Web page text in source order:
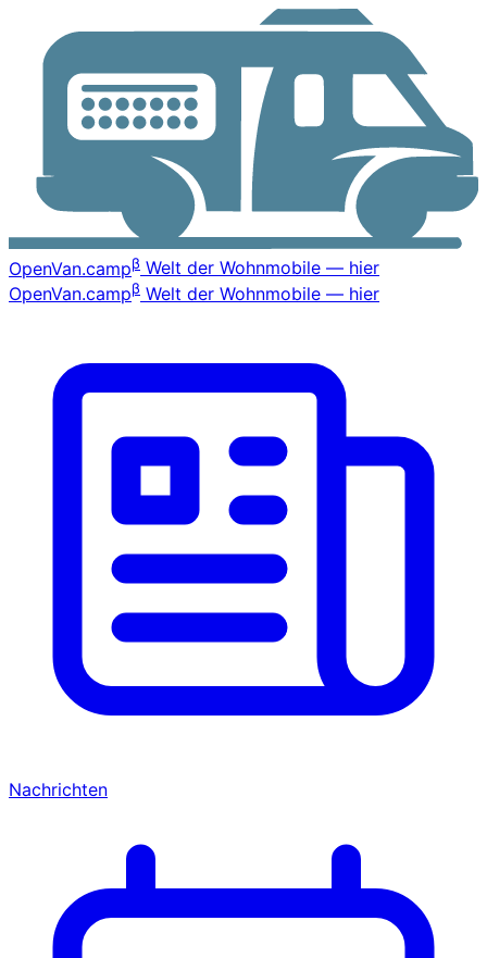
OpenVan.campβ Welt der Wohnmobile — hier
OpenVan.campβ Welt der Wohnmobile — hier
Nachrichten